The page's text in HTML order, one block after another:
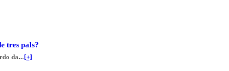
tres pals?
da...[+]